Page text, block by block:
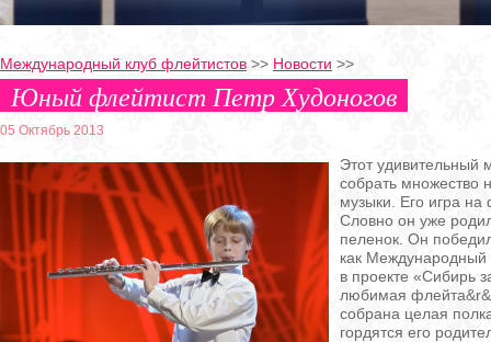
Международный клуб флейтистов >> Новости >>
Юный флейтист Петр Худоногов
05 Октябрь 2013
Этот удивительный
собрать множество
музыки. Его игра на
Словно он уже
пеленок. Он
как Международный
в проекте «Сибирь
любимая
собрана целая
гордятся его